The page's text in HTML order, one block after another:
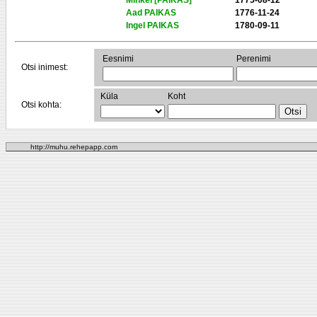
Aad PAIKAS
1776-11-24
Ingel PAIKAS
1780-09-11
Otsi inimest:
Eesnimi Perenimi
Otsi kohta:
Küla Koht
http://muhu.rehepapp.com